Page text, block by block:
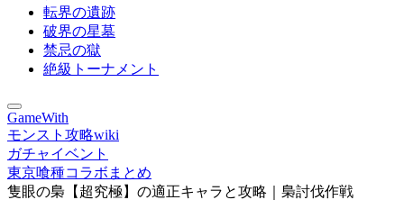
転界の遺跡
破界の星墓
禁忌の獄
絶級トーナメント
GameWith
モンスト攻略wiki
ガチャイベント
東京喰種コラボまとめ
隻眼の梟【超究極】の適正キャラと攻略｜梟討伐作戦